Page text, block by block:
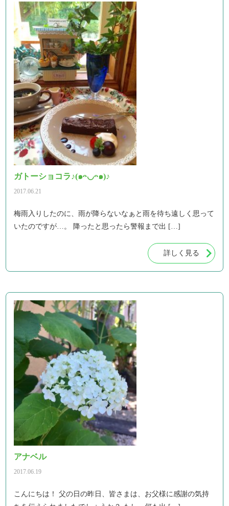
ガトーショコラ♪(๑ᴖ◡ᴖ๑)♪
2017.06.21
梅雨入りしたのに、雨が降らないなぁと雨を待ち遠しく思って
いたのですが…。 降ったと思ったら警報まで出 […]
詳しく見る
アナベル
2017.06.19
こんにちは！ 父の日の昨日、皆さまは、お父様に感謝の気持